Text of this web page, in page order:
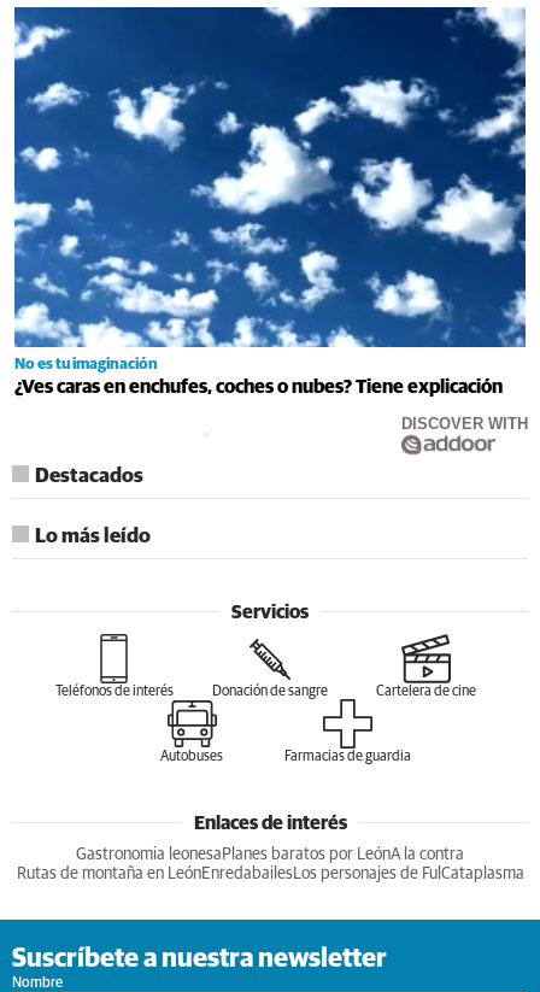
No es tu imaginación
¿Ves caras en enchufes, coches o nubes? Tiene explicación
DISCOVER WITH
Destacados
Lo más leído
Servicios
Teléfonos de interés Donación de sangre Cartelera de cine
Autobuses Farmacias de guardia
Enlaces de interés
Gastronomia leonesa Planes baratos por LeónA la contra
Rutas de montaña en LeónEnredabailesLos personajes de Ful Cataplasma
Suscríbete a nuestra newsletter
Nombre